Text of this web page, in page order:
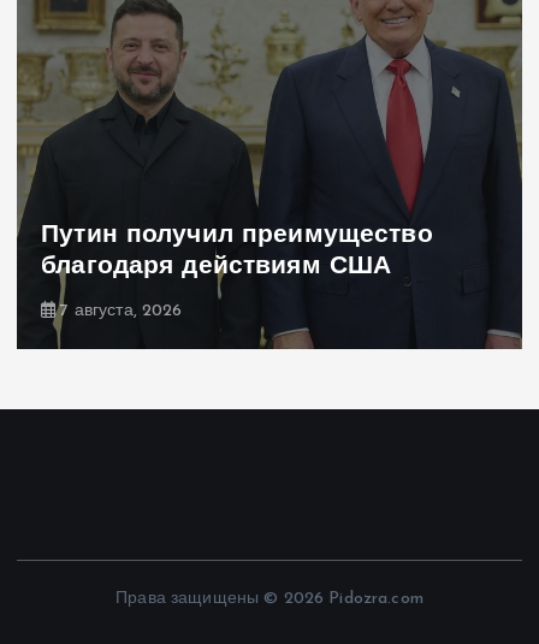
Путин получил преимущество
благодаря действиям США
7 августа, 2026
Права защищены © 2026 Pidozra.com